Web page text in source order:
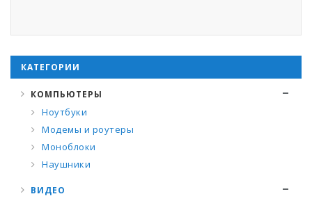
КАТЕГОРИИ
КОМПЬЮТЕРЫ
Ноутбуки
Модемы и роутеры
Моноблоки
Наушники
ВИДЕО